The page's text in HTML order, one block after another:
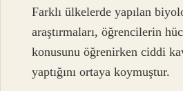
Farklı ülkelerde yapılan
araştırmaları, öğrencilerin
konusunu öğrenirken ciddi
yaptığını ortaya koymuştur.